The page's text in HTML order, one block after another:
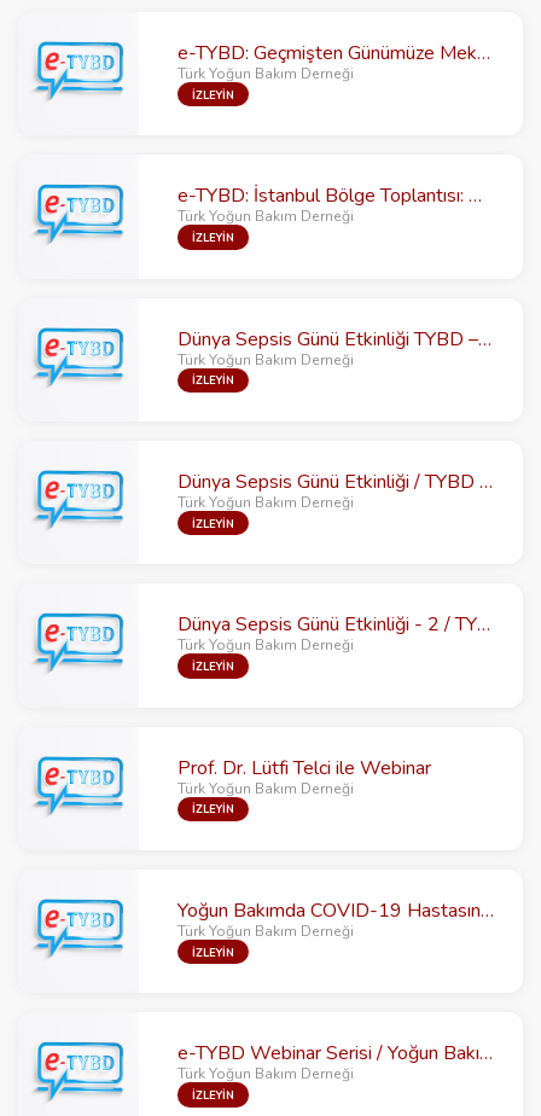
e-TYBD: Geçmişten Günümüze Mekanik Ventilasyon Modları
Türk Yoğun Bakım Derneği
İZLEYİN
e-TYBD: İstanbul Bölge Toplantısı: Olgular Eşliğinde Yoğun Bakımlarda Dirençli Gram Negatiflerin Yönetimi
Türk Yoğun Bakım Derneği
İZLEYİN
Dünya Sepsis Günü Etkinliği TYBD – TÜYUD Sepsis Webinarı
Türk Yoğun Bakım Derneği
İZLEYİN
Dünya Sepsis Günü Etkinliği / TYBD - TARD İşbirliği ile
Türk Yoğun Bakım Derneği
İZLEYİN
Dünya Sepsis Günü Etkinliği - 2 / TYBD - TYBHD İşbirliği ile
Türk Yoğun Bakım Derneği
İZLEYİN
Prof. Dr. Lütfi Telci ile Webinar
Türk Yoğun Bakım Derneği
İZLEYİN
Yoğun Bakımda COVID-19 Hastasında Kritik Süreç Yönetimi-1
Türk Yoğun Bakım Derneği
İZLEYİN
e-TYBD Webinar Serisi / Yoğun Bakımda Akılcı İmmünglobulin Kullanımı
Türk Yoğun Bakım Derneği
İZLEYİN